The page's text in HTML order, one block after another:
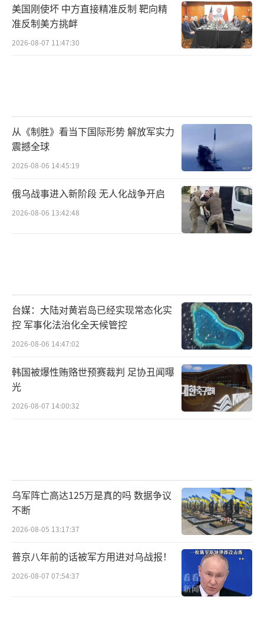
美国刚使坏 中方直接精准反制 靶向精
准反制美方挑衅
2026-08-07 11:47:30
从《制胜》看当下国际形势 解放军实力
震撼全球
2026-08-06 14:45:19
俄乌战事进入新阶段 无人化战争开启
2026-08-06 13:42:48
台媒：大陆对黄岩岛已经实现常态化实
控 军事化法治化全天候管控
2026-08-06 14:47:02
韩国被爆性贿赂世预赛裁判 足协丑闻曝
光
2026-08-07 14:00:32
乌军阵亡高达125万是真的吗 数据争议
不断
2026-08-05 13:17:37
普京八年前的话被军方用进对乌战报！
2026-08-07 07:54:37